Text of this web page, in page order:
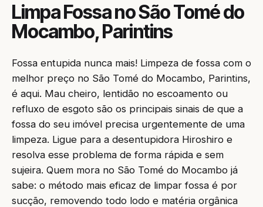
Limpa Fossa no São Tomé do
Mocambo, Parintins
Fossa entupida nunca mais! Limpeza de fossa com o
melhor preço no São Tomé do Mocambo, Parintins,
é aqui. Mau cheiro, lentidão no escoamento ou
refluxo de esgoto são os principais sinais de que a
fossa do seu imóvel precisa urgentemente de uma
limpeza. Ligue para a desentupidora Hiroshiro e
resolva esse problema de forma rápida e sem
sujeira. Quem mora no São Tomé do Mocambo já
sabe: o método mais eficaz de limpar fossa é por
sucção, removendo todo lodo e matéria orgânica